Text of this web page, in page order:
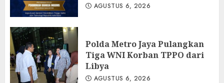
AGUSTUS 6, 2026
Polda Metro Jaya Pulangkan
Tiga WNI Korban TPPO dari
Libya
AGUSTUS 6, 2026